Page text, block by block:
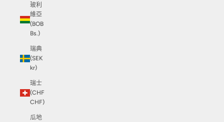
玻利
維亞
(BOB
Bs.)
瑞典
(SEK
kr)
瑞士
(CHF
CHF)
瓜地